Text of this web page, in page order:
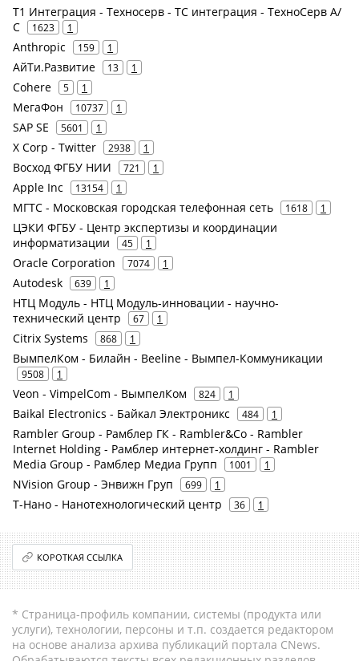
Т1 Интеграция - Техносерв - ТС интеграция - ТехноСерв А/
С
1623 1
Anthropic 159 1
АйТи.Развитие 13 1
Cohere 5 1
МегаФон 10737 1
SAP SE 5601 1
X Corp - Twitter 2938 1
Восход ФГБУ НИИ 721 1
Apple Inc 13154 1
МГТС - Московская городская телефонная сеть 1618 1
ЦЭКИ ФГБУ - Центр экспертизы и координации
информатизации
45 1
Oracle Corporation 7074 1
Autodesk 639 1
НТЦ Модуль - НТЦ Модуль-инновации - научно-
технический центр
67 1
Citrix Systems 868 1
ВымпелКом - Билайн - Beeline - Вымпел-Коммуникации
9508 1
Veon - VimpelCom - ВымпелКом 824 1
Baikal Electronics - Байкал Электроникс 484 1
Rambler Group - Рамблер ГК - Rambler&Co - Rambler
Internet Holding - Рамблер интернет-холдинг - Rambler
Media Group - Рамблер Медиа Групп
1001 1
NVision Group - Энвижн Груп 699 1
Т-Нано - Нанотехнологический центр 36 1
КОРОТКАЯ ССЫЛКА
* Страница-профиль компании, системы (продукта или
услуги), технологии, персоны и т.п. создается редактором
на основе анализа архива публикаций портала CNews.